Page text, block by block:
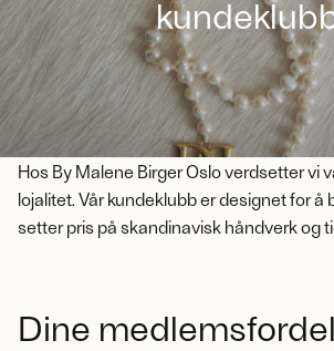
Hos By Malene Birger Oslo verdsetter vi
lojalitet. Vår kundeklubb er designet for å
setter pris på skandinavisk håndverk og
Dine